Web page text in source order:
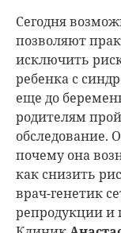
Сегодня
позволяют
исключить
ребенка с
еще до
родителям
обследование.
почему она
как снизить
врач-генетик
репродукции и